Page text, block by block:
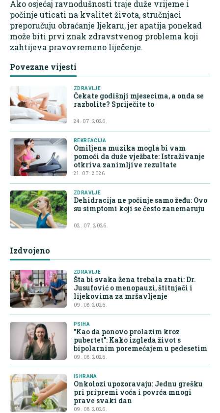
Ako osjećaj ravnodušnosti traje duže vrijeme i
počinje uticati na kvalitet života, stručnjaci
preporučuju obraćanje ljekaru, jer apatija ponekad
može biti prvi znak zdravstvenog problema koji
zahtijeva pravovremeno liječenje.
Povezane vijesti
ZDRAVLJE
Čekate godišnji mjesecima, a onda se
razbolite? Spriječite to
24. 07. 2026.
REKREACIJA
Omiljena muzika mogla bi vam
pomoći da duže vježbate: Istraživanje
otkriva zanimljive rezultate
21. 07. 2026.
ZDRAVLJE
Dehidracija ne počinje samo žeđu: Ovo
su simptomi koji se često zanemaruju
02. 07. 2026.
Izdvojeno
ZDRAVLJE
Šta bi svaka žena trebala znati: Dr.
Jusufović o menopauzi, štitnjači i
lijekovima za mršavljenje
09. 08. 2026.
PSIHA
"Kao da ponovo prolazim kroz
pubertet": Kako izgleda život s
bipolarnim poremećajem u pedesetim
09. 08. 2026.
ISHRANA
Onkolozi upozoravaju: Jednu grešku
pri pripremi voća i povrća mnogi
prave svaki dan
09. 08. 2026.